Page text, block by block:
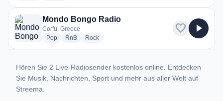
Mondo Bongo Radio
Corfu, Greece
Popradio stations
RnBradio stations
Rockradio stations
favorite play_arrow
Hören Sie 2 Live-Radiosender kostenlos online. Entdecken
Sie Musik, Nachrichten, Sport und mehr aus aller Welt auf
Streema.